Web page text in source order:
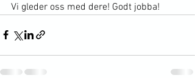
Vi gleder oss med dere! Godt jobba!